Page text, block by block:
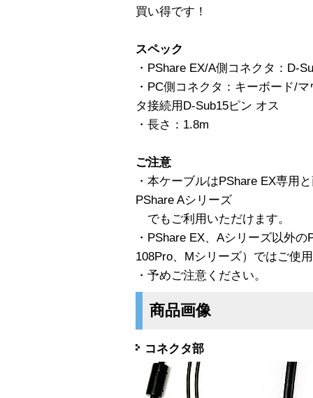
買い得です！
スペック
・PShare EX/A側コネクタ：D-
・PC側コネクタ：キーボード/
タ接続用D-Sub15ピン オス
・長さ：1.8m
ご注意
・本ケーブルはPShare EX専用
PShare Aシリーズ
でもご利用いただけます。
・PShare EX、Aシリーズ以外
108Pro、Mシリーズ）ではご使
・予めご注意ください。
商品画像
コネクタ部